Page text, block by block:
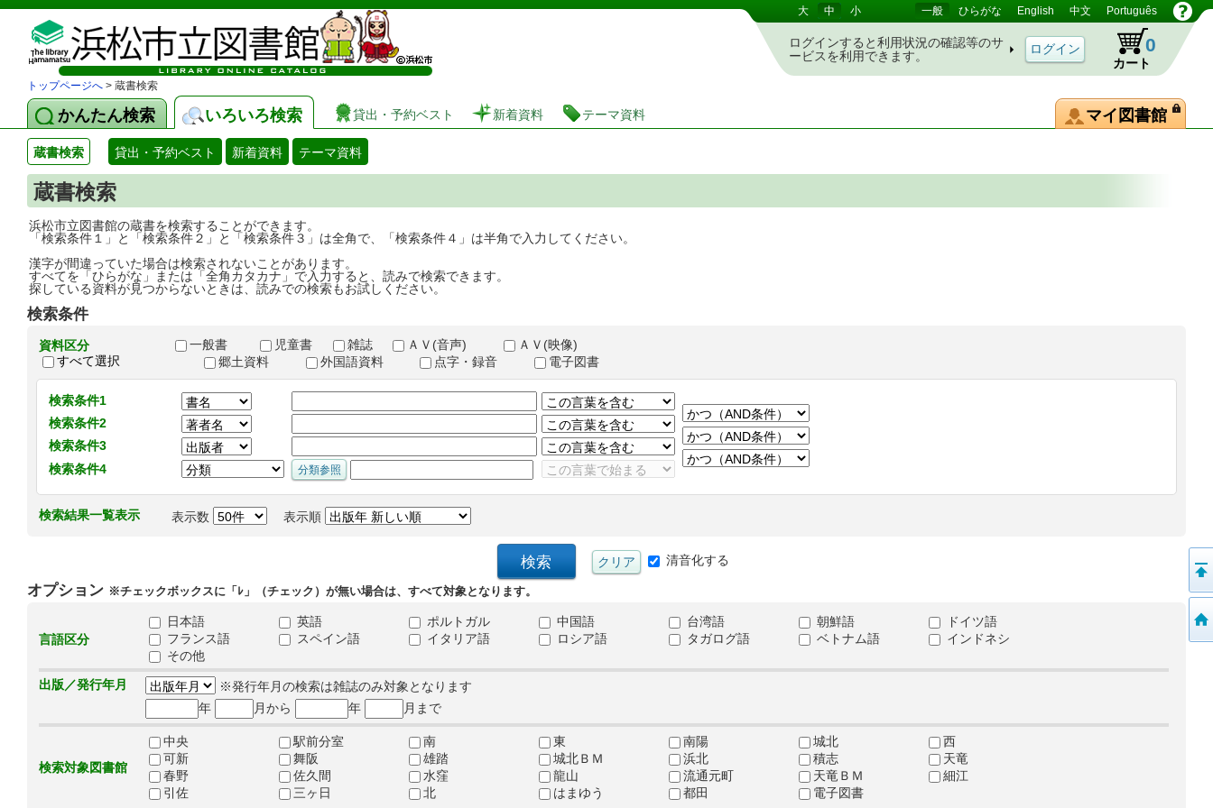
図書館 蔵書検索・予約システム 大 中 小 一般 ひらがな English 中文 Português
ログインすると利用状況の確認等のサ
ービスを利用できます。
カート
0
トップページへ > 蔵書検索
かんたん検索 いろいろ検索 貸出・予約ベスト 新着資料 テーマ資料 マイ図書館
蔵書検索 貸出・予約ベスト 新着資料 テーマ資料
蔵書検索
浜松市立図書館の蔵書を検索することができます。
「検索条件１」と「検索条件２」と「検索条件３」は全角で、「検索条件４」は半角で入力してください。
漢字が間違っていた場合は検索されないことがあります。
すべてを「ひらがな」または「全角カタカナ」で入力すると、読みで検索できます。
探している資料が見つからないときは、読みでの検索もお試しください。
検索条件
資料区分
すべて選択
一般書 児童書 雑誌 ＡＶ(音声)
ＡＶ(映像)
郷土資料
外国語資料 点字・録音 電子図書
検索条件1
検索条件2
検索条件3
検索条件4
検索結果一覧表示 表示数 表示順
清音化する
オプション ※チェックボックスに「ﾚ」（チェック）が無い場合は、すべて対象となります。
言語区分
日本語 英語 ポルトガル 中国語 台湾語 朝鮮語
ドイツ語
フランス語
スペイン語 イタリア語 ロシア語 タガログ語 ベトナム語
インドネシ
その他
出版／発行年月
※発行年月の検索は雑誌のみ対象となります
年
月から 年 月まで
検索対象図書館
中央 駅前分室 南 東 南陽 城北
西
可新
舞阪 雄踏 城北ＢＭ 浜北 積志
天竜
春野
佐久間 水窪 龍山 流通元町 天竜ＢＭ
細江
引佐
三ヶ日 北 はまゆう 都田 電子図書